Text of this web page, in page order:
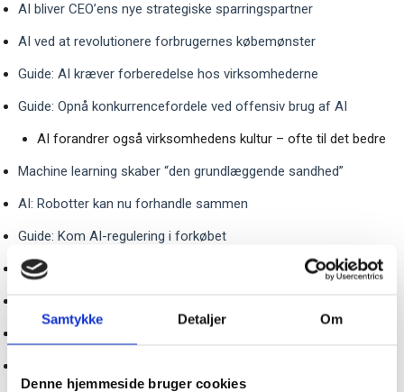
Samtykke Detaljer Om
Denne hjemmeside bruger cookies
AI bliver CEO’ens nye strategiske sparringspartner
AI ved at revolutionere forbrugernes købemønster
Guide: AI kræver forberedelse hos virksomhederne
Guide: Opnå konkurrencefordele ved offensiv brug af AI
AI forandrer også virksomhedens kultur – ofte til det bedre
Machine learning skaber “den grundlæggende sandhed”
AI: Robotter kan nu forhandle sammen
Guide: Kom AI-regulering i forkøbet
CEO’en bør sætte sig for bordenden i AI-arbejdet